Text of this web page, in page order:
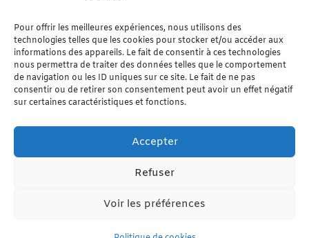
Pour offrir les meilleures expériences, nous utilisons des
technologies telles que les cookies pour stocker et/ou accéder aux
informations des appareils. Le fait de consentir à ces technologies
nous permettra de traiter des données telles que le comportement
de navigation ou les ID uniques sur ce site. Le fait de ne pas
consentir ou de retirer son consentement peut avoir un effet négatif
sur certaines caractéristiques et fonctions.
Accepter
Refuser
Voir les préférences
Me suivre sur les réseaux sociaux
Le Blog par Catégorie